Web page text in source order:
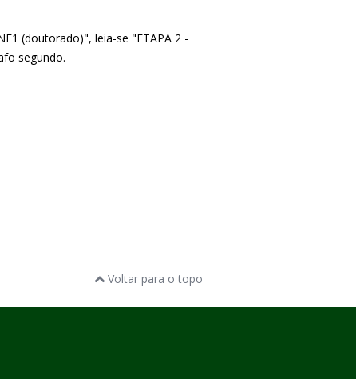
(doutorado)", leia-se "ETAPA 2 -
segundo.
Voltar para o topo